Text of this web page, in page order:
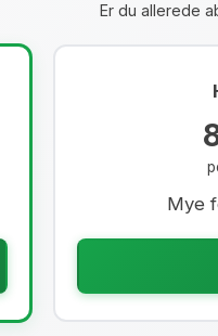
Er du allerede
Mye